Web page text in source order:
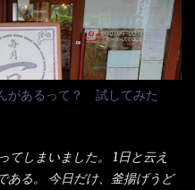
があるって？ 試してみた
しまいました。 1日と云え
ある。 今日だけ、釜揚げうど